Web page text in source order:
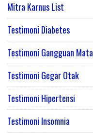
Mitra Karnus List
Testimoni Diabetes
Testimoni Gangguan Mata
Testimoni Gegar Otak
Testimoni Hipertensi
Testimoni Insomnia